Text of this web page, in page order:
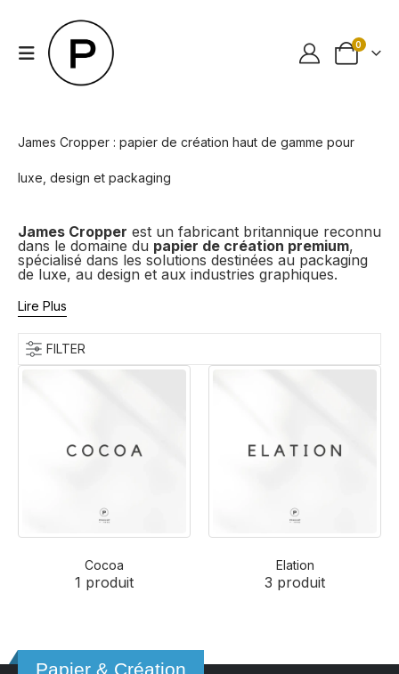
0
James Cropper : papier de création haut de gamme pour
luxe, design et packaging
James Cropper est un fabricant britannique reconnu
dans le domaine du papier de création premium,
spécialisé dans les solutions destinées au packaging
de luxe, au design et aux industries graphiques.
Lire Plus
FILTER
Cocoa
1 produit
Elation
3 produit
Papier & Création